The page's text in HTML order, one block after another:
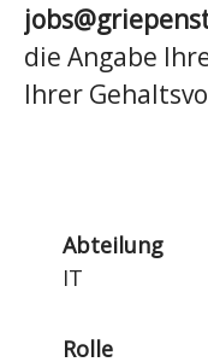
die Angabe
Ihrer
Abteilung
IT
Rolle